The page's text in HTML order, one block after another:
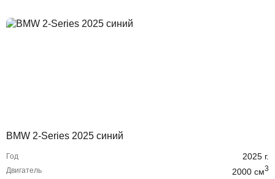
BMW 2-Series 2025 синий
Год 2025 г.
Двигатель 2000 cм3